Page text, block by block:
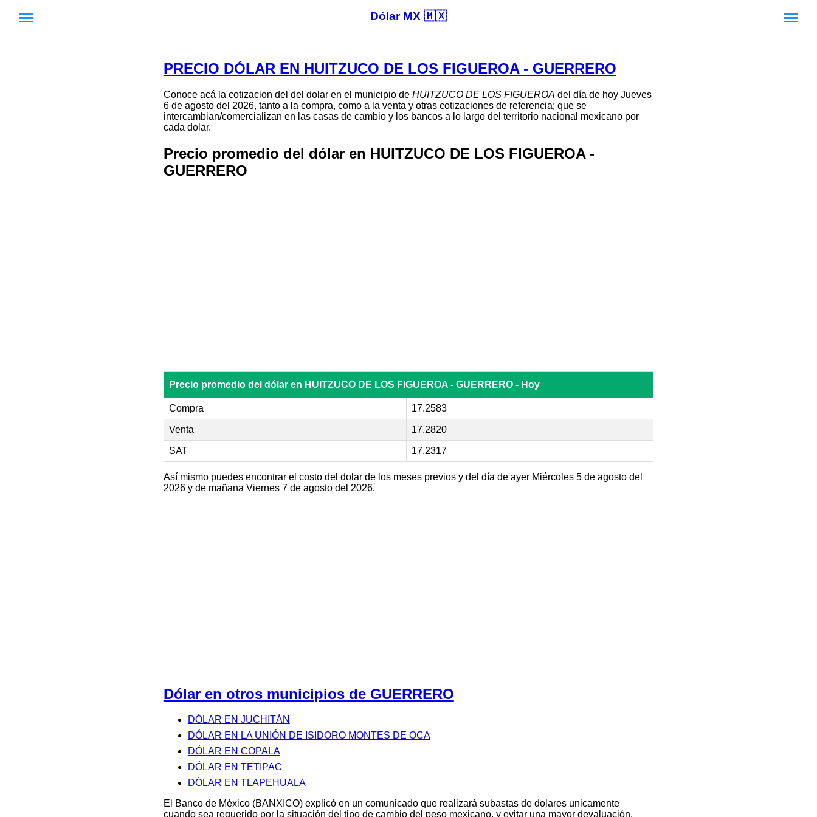
Dólar MX 🇲🇽
PRECIO DÓLAR EN HUITZUCO DE LOS FIGUEROA - GUERRERO
Conoce acá la cotizacion del del dolar en el municipio de HUITZUCO DE LOS FIGUEROA del día de hoy Jueves
6 de agosto del 2026, tanto a la compra, como a la venta y otras cotizaciones de referencia; que se
intercambian/comercializan en las casas de cambio y los bancos a lo largo del territorio nacional mexicano por
cada dolar.
Precio promedio del dólar en HUITZUCO DE LOS FIGUEROA -
GUERRERO
Precio promedio del dólar en HUITZUCO DE LOS FIGUEROA - GUERRERO - Hoy
Compra 17.2583
Venta 17.2820
SAT 17.2317
Así mismo puedes encontrar el costo del dolar de los meses previos y del día de ayer Miércoles 5 de agosto del
2026 y de mañana Viernes 7 de agosto del 2026.
Dólar en otros municipios de GUERRERO
DÓLAR EN JUCHITÁN
DÓLAR EN LA UNIÓN DE ISIDORO MONTES DE OCA
DÓLAR EN COPALA
DÓLAR EN TETIPAC
DÓLAR EN TLAPEHUALA
El Banco de México (BANXICO) explicó en un comunicado que realizará subastas de dolares unicamente
cuando sea requerido por la situación del tipo de cambio del peso mexicano, y evitar una mayor devaluación.